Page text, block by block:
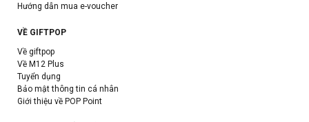
Hướng dẫn mua e-voucher
VỀ GIFTPOP
Về giftpop
Về M12 Plus
Tuyển dụng
Bảo mật thông tin cá nhân
Giới thiệu về POP Point